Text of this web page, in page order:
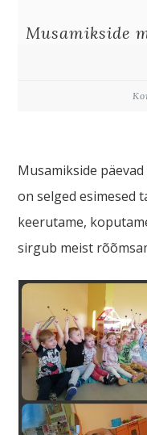
Musamikside
Musamikside
on selged esimesed
keerutame,
sirgub meist